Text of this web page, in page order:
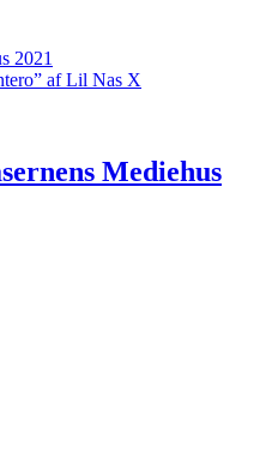
2021
af Lil Nas X
Mediehus